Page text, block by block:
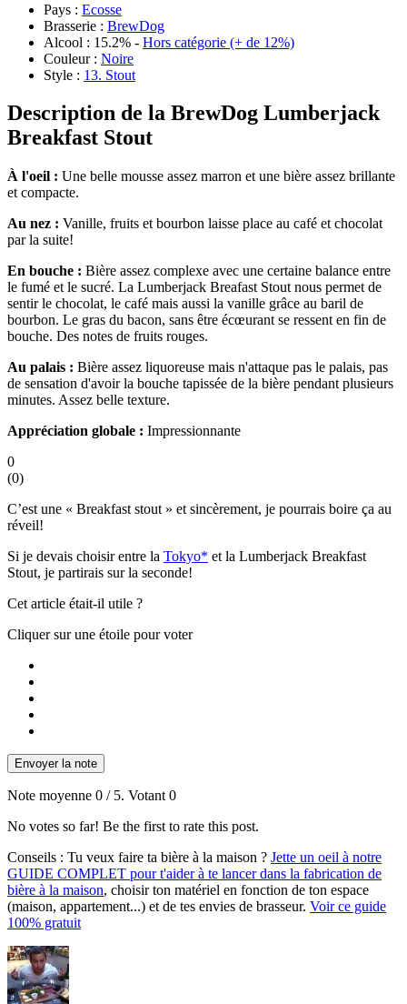
Pays : Ecosse
Brasserie : BrewDog
Alcool : 15.2% - Hors catégorie (+ de 12%)
Couleur : Noire
Style : 13. Stout
Description de la BrewDog Lumberjack
Breakfast Stout
À l'oeil : Une belle mousse assez marron et une bière assez brillante
et compacte.
Au nez : Vanille, fruits et bourbon laisse place au café et chocolat
par la suite!
En bouche : Bière assez complexe avec une certaine balance entre
le fumé et le sucré. La Lumberjack Breafast Stout nous permet de
sentir le chocolat, le café mais aussi la vanille grâce au baril de
bourbon. Le gras du bacon, sans être écœurant se ressent en fin de
bouche. Des notes de fruits rouges.
Au palais : Bière assez liquoreuse mais n'attaque pas le palais, pas
de sensation d'avoir la bouche tapissée de la bière pendant plusieurs
minutes. Assez belle texture.
Appréciation globale : Impressionnante
0
(0)
C’est une « Breakfast stout » et sincèrement, je pourrais boire ça au
réveil!
Si je devais choisir entre la Tokyo* et la Lumberjack Breakfast
Stout, je partirais sur la seconde!
Cet article était-il utile ?
Cliquer sur une étoile pour voter
Envoyer la note
Note moyenne 0 / 5. Votant 0
No votes so far! Be the first to rate this post.
Conseils : Tu veux faire ta bière à la maison ? Jette un oeil à notre
GUIDE COMPLET pour t'aider à te lancer dans la fabrication de
bière à la maison, choisir ton matériel en fonction de ton espace
(maison, appartement...) et de tes envies de brasseur. Voir ce guide
100% gratuit